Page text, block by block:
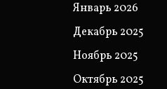
Январь 2026
Декабрь 2025
Ноябрь 2025
Октябрь 2025